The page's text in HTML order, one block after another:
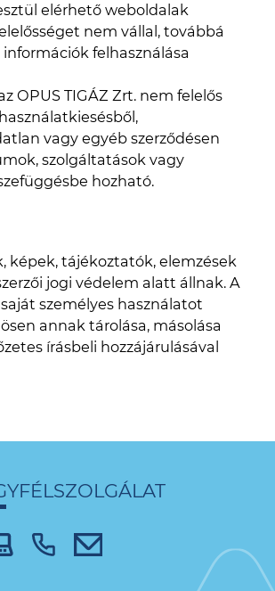
elérhető weboldalak
nem vállal, továbbá
felhasználása
OPUS TIGÁZ Zrt. nem felelős
vagy egyéb szerződésen
szolgáltatások vagy
hozható.
képek, tájékoztatók, elemzések
jogi védelem alatt állnak. A
személyes használatot
annak tárolása, másolása
írásbeli hozzájárulásával